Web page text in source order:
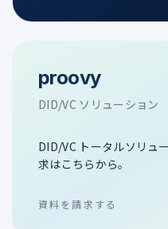
proovy
DID/VC ソリューション
DID/VC トータルソリュ
求はこちらから。
資料を請求する